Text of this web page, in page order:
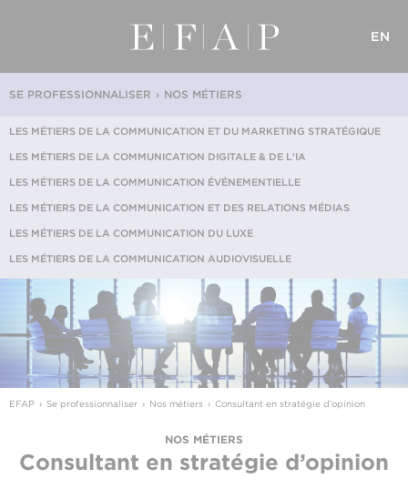
EN
NOS MÉTIERS
SE PROFESSIONNALISER
LES MÉTIERS DE LA COMMUNICATION ET DU MARKETING STRATÉGIQUE
LES MÉTIERS DE LA COMMUNICATION DIGITALE & DE L'IA
LES MÉTIERS DE LA COMMUNICATION ÉVÉNEMENTIELLE
LES MÉTIERS DE LA COMMUNICATION ET DES RELATIONS MÉDIAS
LES MÉTIERS DE LA COMMUNICATION DU LUXE
LES MÉTIERS DE LA COMMUNICATION AUDIOVISUELLE
EFAP Se professionnaliser Nos métiers Consultant en stratégie d’opinion
NOS MÉTIERS
Consultant en stratégie d’opinion